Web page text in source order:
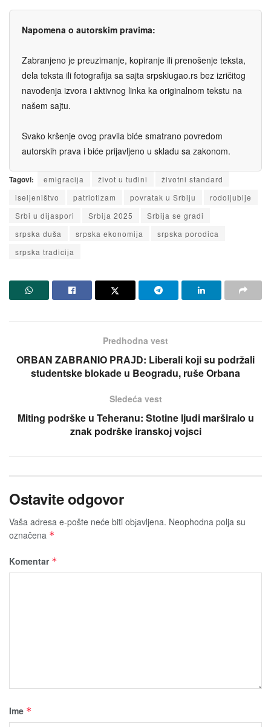
Napomena o autorskim pravima:
Zabranjeno je preuzimanje, kopiranje ili prenošenje teksta,
dela teksta ili fotografija sa sajta srpskiugao.rs bez izričitog
navođenja izvora i aktivnog linka ka originalnom tekstu na
našem sajtu.
Svako kršenje ovog pravila biće smatrano povredom
autorskih prava i biće prijavljeno u skladu sa zakonom.
Tagovi: emigraciјa život u tuđini
životni standard
iseljeništvo
patriotizam povratak u Srbiјu
rodoljublje
Srbi u diјaspori
Srbiјa 2025
Srbiјa se gradi
srpska duša
srpska ekonomiјa
srpska porodica
srpska tradiciјa
Predhodna vest
ORBAN ZABRANIO PRAЈD: Liberali koјi su podržali
studentske blokade u Beogradu, ruše Orbana
Sledeća vest
Miting podrške u Teheranu: Stotine ljudi marširalo u
znak podrške iranskoј voјsci
Ostavite odgovor
Vaša adresa e-pošte neće biti obјavljena. Neophodna polja su
označena *
Komentar *
Ime *